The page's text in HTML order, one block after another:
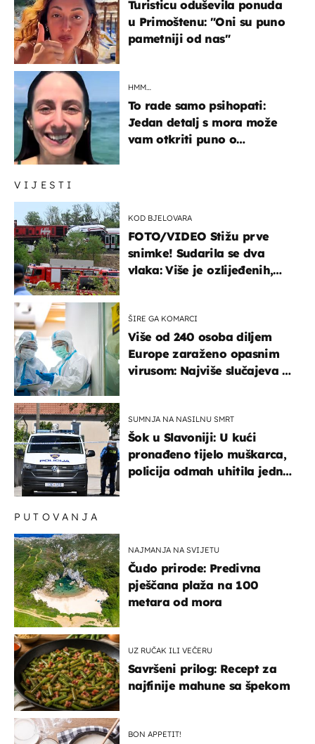
VIJESTI
KOD BJELOVARA
FOTO/VIDEO Stižu prve
snimke! Sudarila se dva
vlaka: Više je ozlijeđenih,
ŠIRE GA KOMARCI
Više od 240 osoba diljem
Europe zaraženo opasnim
virusom: Najviše slučajeva u
SUMNJA NA NASILNU SMRT
Šok u Slavoniji: U kući
pronađeno tijelo muškarca,
policija odmah uhitila jednu
Turisticu oduševila ponuda
u Primoštenu: "Oni su puno
pametniji od nas"
HMM…
To rade samo psihopati:
Jedan detalj s mora može
vam otkriti puno o
PUTOVANJA
NAJMANJA NA SVIJETU
Čudo prirode: Predivna
pješčana plaža na 100
metara od mora
UZ RUČAK ILI VEČERU
Savršeni prilog: Recept za
najfinije mahune sa špekom
BON APPETIT!